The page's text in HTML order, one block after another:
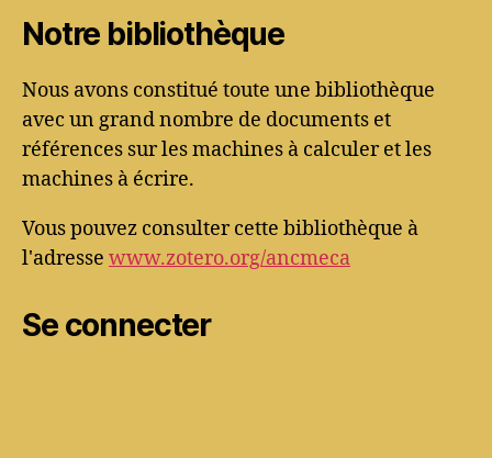
Notre bibliothèque
Nous avons constitué toute une bibliothèque
avec un grand nombre de documents et
références sur les machines à calculer et les
machines à écrire.
Vous pouvez consulter cette bibliothèque à
l'adresse www.zotero.org/ancmeca
Se connecter